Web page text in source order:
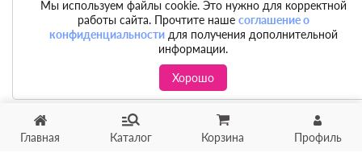
Главная Каталог Корзина Профиль
Мы используем файлы cookie. Это нужно для корректной
работы сайта. Прочтите наше соглашение о
конфиденциальностидля получения дополнительной
информации.
Хорошо